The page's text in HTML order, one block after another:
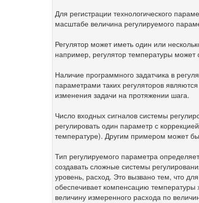
Для регистрации технологического
масштабе величина регулируемого
Регулятор может иметь один или
например, регулятор температуры
Наличие программного задатчика в
параметрами таких регуляторов
изменения задачи на протяжении шага.
Число входных сигналов системы
регулировать один параметр с
температуре). Другим примером может
Тип регулируемого параметра
создавать сложные системы
уровень, расход. Это вызвано тем, что
обеспечивает компенсацию
величину измеренного расхода по